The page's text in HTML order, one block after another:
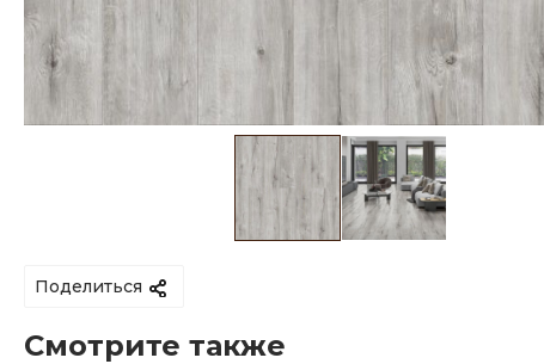
Поделиться
Смотрите также